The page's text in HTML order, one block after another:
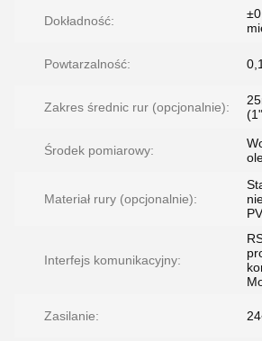
Dokładność:
Powtarzalność:
Zakres średnic rur (opcjonalnie):
Środek pomiarowy:
Materiał rury (opcjonalnie):
Interfejs komunikacyjny:
Zasilanie: